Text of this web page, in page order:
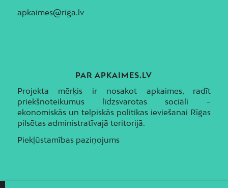
apkaimes@riga.lv
PAR APKAIMES.LV
Projekta mērķis ir nosakot apkaimes, radīt
priekšnoteikumus līdzsvarotas sociāli –
ekonomiskās un telpiskās politikas ieviešanai Rīgas
pilsētas administratīvajā teritorijā.
Piekļūstamības paziņojums